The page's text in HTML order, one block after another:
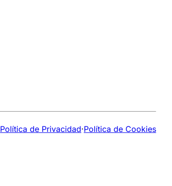
Política de Privacidad·Política de Cookies